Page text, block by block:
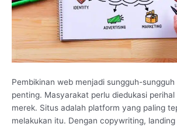
Pembikinan web menjadi sungguh-
penting. Masyarakat perlu diedukasi
merek. Situs adalah platform yang paling
melakukan itu. Dengan copywriting,